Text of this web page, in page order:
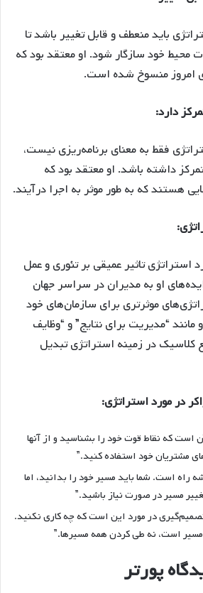
باید منعطف و قابل تغییر باشد تا
محیط خود سازگار شود. او معتقد بود که
امروز منسوخ شده است.
فقط به معنای برنامه‌ریزی نیست،
داشته باشد. او معتقد بود که
هستند که به طور موثر به اجرا درآیند.
استراتژی تاثیر عمیقی بر تئوری و عمل
او به مدیران در سراسر جهان
موثرتری برای سازمان‌های خود
“مدیریت برای نتایج” و “وظایف
کلاسیک در زمینه استراتژی تبدیل
در مورد استراتژی:
است که نقاط قوت خود را بشناسید و از آنها
مشتریان خود استفاده کنید.”
راه است. شما باید مسیر خود را بدانید، اما
مسیر در صورت نیاز باشید.”
در مورد این است که چه کاری نکنید.
مسیر است، نه طی کردن همه مسیرها.”
پورتر